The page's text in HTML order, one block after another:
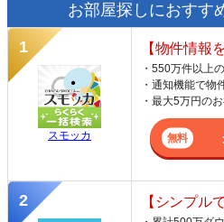
お部屋探しにおすす
スモッカ
【物件情報
・550万件以上
・通知機能で物
・最大5万円の
【シンプル